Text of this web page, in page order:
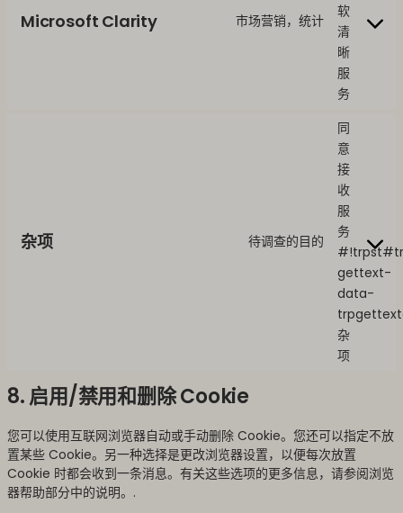
Microsoft Clarity 市场营销，统计
软
清
晰
服
务
杂项 待调查的目的
同
意
接
收
服
务
gettext-
data-
杂
项
8. 启用/禁用和删除 Cookie
您可以使用互联网浏览器自动或手动删除 Cookie。您还可以指定不放
置某些 Cookie。另一种选择是更改浏览器设置，以便每次放置
Cookie 时都会收到一条消息。有关这些选项的更多信息，请参阅浏览
器帮助部分中的说明。.